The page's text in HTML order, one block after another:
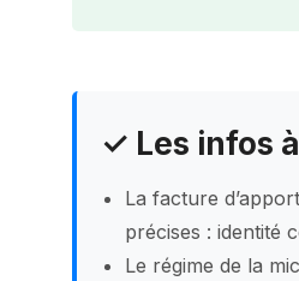
✓ Les infos
La facture
précises : identité
Le régime de la